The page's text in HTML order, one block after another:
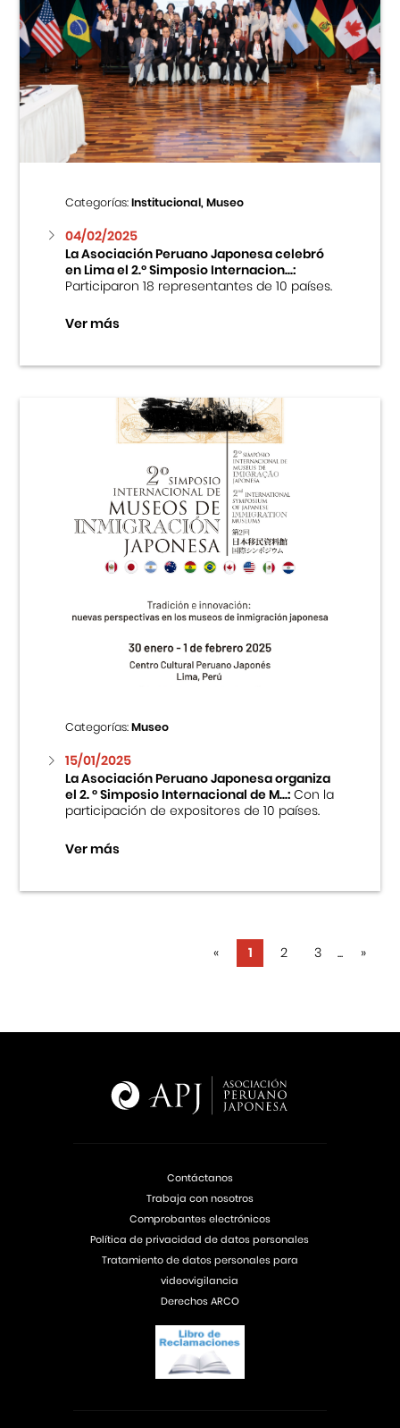
Categorías:Institucional, Museo
04/02/2025
La Asociación Peruano Japonesa celebró
en Lima el 2.º Simposio Internacion...:
Participaron 18 representantes de 10 países.
Ver más
Categorías:Museo
15/01/2025
La Asociación Peruano Japonesa organiza
el 2. ° Simposio Internacional de M...:Con la
participación de expositores de 10 países.
Ver más
« 1 2 3 ... »
Contáctanos
Trabaja con nosotros
Comprobantes electrónicos
Política de privacidad de datos personales
Tratamiento de datos personales para
videovigilancia
Derechos ARCO